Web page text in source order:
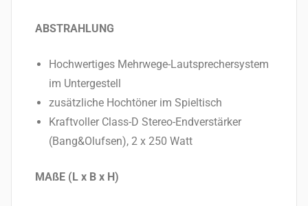
ABSTRAHLUNG
Hochwertiges Mehrwege-Lautsprechersystem
im Untergestell
zusätzliche Hochtöner im Spieltisch
Kraftvoller Class-D Stereo-Endverstärker
(Bang&Olufsen), 2 x 250 Watt
MAßE (L x B x H)